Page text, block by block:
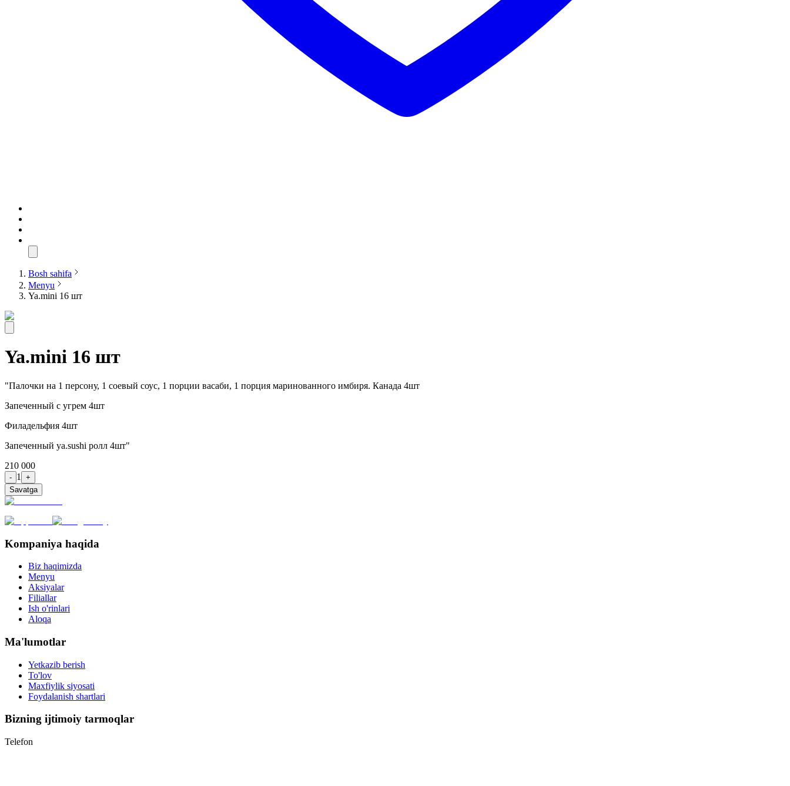
Bosh sahifa
Menyu
Ya.mini 16 шт
Ya.mini 16 шт
"Палочки на 1 персону, 1 соевый соус, 1 порции васаби, 1 порция маринованного имбиря. Канада 4шт
Запеченный с угрем 4шт
Филадельфия 4шт
Запеченный ya.sushi ролл 4шт"
210 000
- 1
+
Savatga
Kompaniya haqida
Biz haqimizda
Menyu
Aksiyalar
Filiallar
Ish o'rinlari
Aloqa
Ma'lumotlar
Yetkazib berish
To'lov
Maxfiylik siyosati
Foydalanish shartlari
Bizning ijtimoiy tarmoqlar
Telefon